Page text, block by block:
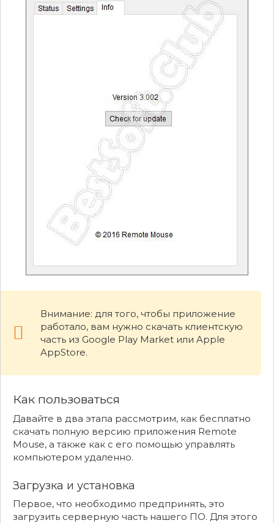
Внимание: для того, чтобы приложение
работало, вам нужно скачать клиентскую
часть из Google Play Market или Apple
AppStore.
Как пользоваться
Давайте в два этапа рассмотрим, как бесплатно
скачать полную версию приложения Remote
Mouse, а также как с его помощью управлять
компьютером удаленно.
Загрузка и установка
Первое, что необходимо предпринять, это
загрузить серверную часть нашего ПО. Для этого